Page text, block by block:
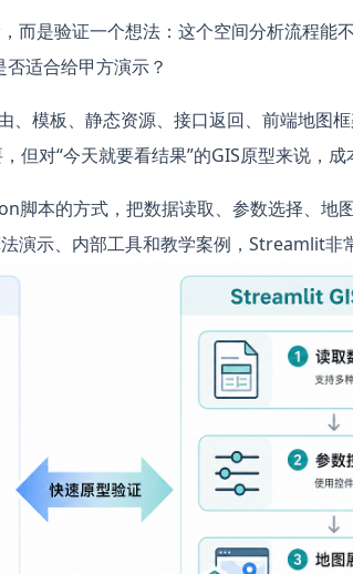
而是验证一个想法：这个空间分析流程能
适合给甲方演示？
、模板、静态资源、接口返回、前端地图
对“今天就要看结果”的GIS原型来说，成
脚本的方式，把数据读取、参数选择、地
演示、内部工具和教学案例，Streamlit非